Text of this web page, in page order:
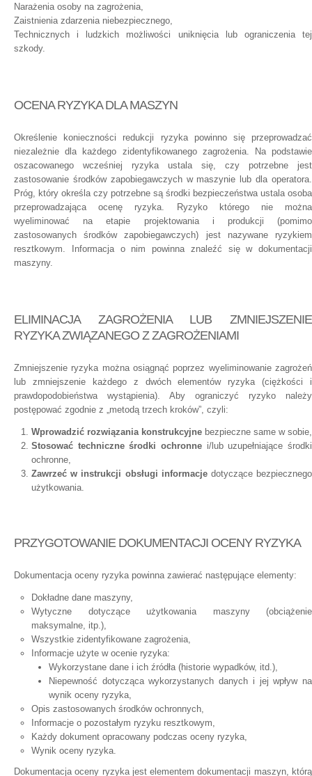
Narażenia osoby na zagrożenia,
Zaistnienia zdarzenia niebezpiecznego,
Technicznych i ludzkich możliwości uniknięcia lub ograniczenia tej
szkody.
OCENA RYZYKA DLA MASZYN
Określenie konieczności redukcji ryzyka powinno się przeprowadzać
niezależnie dla każdego zidentyfikowanego zagrożenia. Na podstawie
oszacowanego wcześniej ryzyka ustala się, czy potrzebne jest
zastosowanie środków zapobiegawczych w maszynie lub dla operatora.
Próg, który określa czy potrzebne są środki bezpieczeństwa ustala osoba
przeprowadzająca ocenę ryzyka. Ryzyko którego nie można
wyeliminować na etapie projektowania i produkcji (pomimo
zastosowanych środków zapobiegawczych) jest nazywane ryzykiem
resztkowym. Informacja o nim powinna znaleźć się w dokumentacji
maszyny.
ELIMINACJA ZAGROŻENIA LUB ZMNIEJSZENIE
RYZYKA ZWIĄZANEGO Z ZAGROŻENIAMI
Zmniejszenie ryzyka można osiągnąć poprzez wyeliminowanie zagrożeń
lub zmniejszenie każdego z dwóch elementów ryzyka (ciężkości i
prawdopodobieństwa wystąpienia). Aby ograniczyć ryzyko należy
postępować zgodnie z „metodą trzech kroków”, czyli:
Wprowadzić rozwiązania konstrukcyjne bezpieczne same w sobie,
Stosować techniczne środki ochronne i/lub uzupełniające środki
ochronne,
Zawrzeć w instrukcji obsługi informacjedotyczące bezpiecznego
użytkowania.
PRZYGOTOWANIE DOKUMENTACJI OCENY RYZYKA
Dokumentacja oceny ryzyka powinna zawierać następujące elementy:
Dokładne dane maszyny,
Wytyczne dotyczące użytkowania maszyny (obciążenie
maksymalne, itp.),
Wszystkie zidentyfikowane zagrożenia,
Informacje użyte w ocenie ryzyka:
Wykorzystane dane i ich źródła (historie wypadków, itd.),
Niepewność dotycząca wykorzystanych danych i jej wpływ na
wynik oceny ryzyka,
Opis zastosowanych środków ochronnych,
Informacje o pozostałym ryzyku resztkowym,
Każdy dokument opracowany podczas oceny ryzyka,
Wynik oceny ryzyka.
Dokumentacja oceny ryzyka jest elementem dokumentacji maszyn, którą